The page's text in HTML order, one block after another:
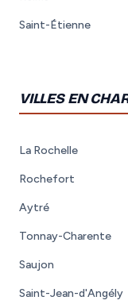
Saint-Étienne
VILLES EN
La Rochelle
Rochefort
Aytré
Tonnay-Charente
Saujon
Saint-Jean-d'Angély